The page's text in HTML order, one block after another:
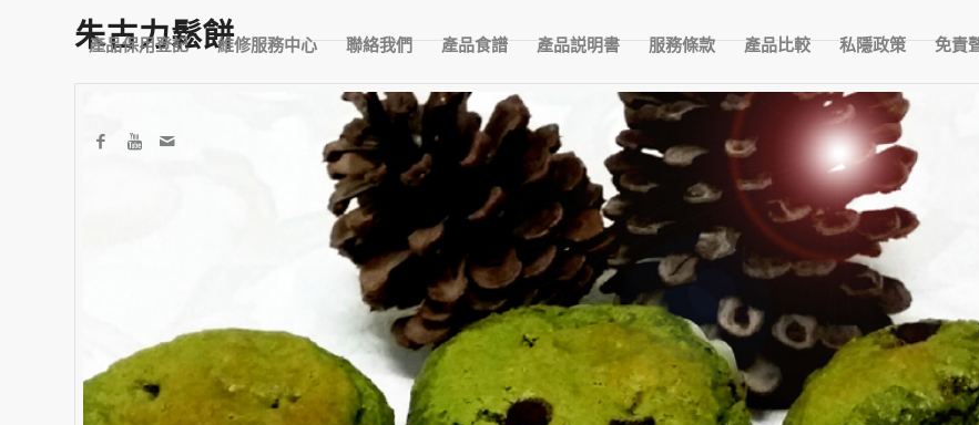
產品保用登記 維修服務中心 聯絡我們 產品食譜 產品説明書 服務條款 產品比較 私隱政策 免責
朱古力鬆餅